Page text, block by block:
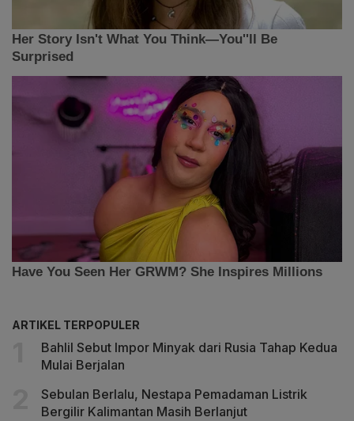
ARTIKEL TERPOPULER
Bahlil Sebut Impor Minyak dari Rusia Tahap Kedua
Mulai Berjalan
Sebulan Berlalu, Nestapa Pemadaman Listrik
Bergilir Kalimantan Masih Berlanjut